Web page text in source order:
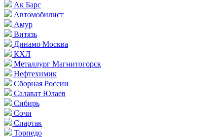
Ак Барс
Автомобилист
Амур
Витязь
Динамо Москва
КХЛ
Металлург Магнитогорск
Нефтехимик
Сборная России
Салават Юлаев
Сибирь
Сочи
Спартак
Торпедо